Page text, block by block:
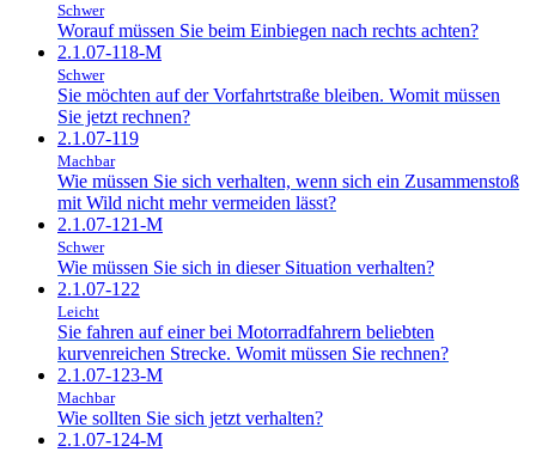
Schwer
Worauf müssen Sie beim Einbiegen nach rechts achten?
2.1.07-118-M
Schwer
Sie möchten auf der Vorfahrtstraße bleiben. Womit müssen
Sie jetzt rechnen?
2.1.07-119
Machbar
Wie müssen Sie sich verhalten, wenn sich ein Zusammenstoß
mit Wild nicht mehr vermeiden lässt?
2.1.07-121-M
Schwer
Wie müssen Sie sich in dieser Situation verhalten?
2.1.07-122
Leicht
Sie fahren auf einer bei Motorradfahrern beliebten
kurvenreichen Strecke. Womit müssen Sie rechnen?
2.1.07-123-M
Machbar
Wie sollten Sie sich jetzt verhalten?
2.1.07-124-M